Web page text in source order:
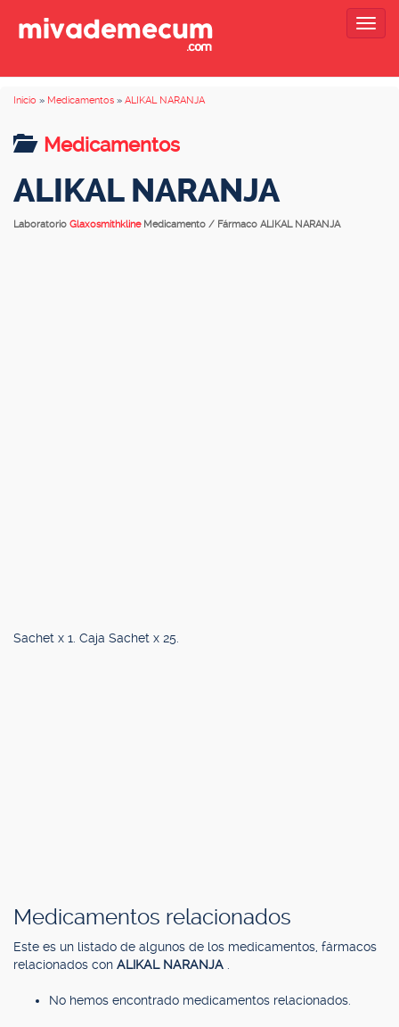
Inicio » Medicamentos » ALIKAL NARANJA
Medicamentos
ALIKAL NARANJA
Laboratorio Glaxosmithkline Medicamento / Fármaco ALIKAL NARANJA
Sachet x 1. Caja Sachet x 25.
Medicamentos relacionados
Este es un listado de algunos de los medicamentos, fármacos
relacionados con ALIKAL NARANJA
No hemos encontrado medicamentos relacionados.